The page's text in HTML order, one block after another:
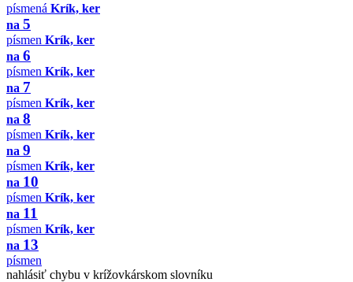
písmená Krík, ker
na 5
písmen Krík, ker
na 6
písmen Krík, ker
na 7
písmen Krík, ker
na 8
písmen Krík, ker
na 9
písmen Krík, ker
na 10
písmen Krík, ker
na 11
písmen Krík, ker
na 13
písmen
nahlásiť chybu v krížovkárskom slovníku